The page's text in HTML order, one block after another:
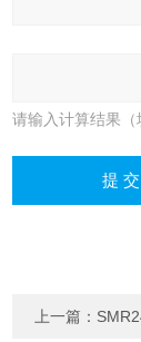
请输入计算结果
上一篇：